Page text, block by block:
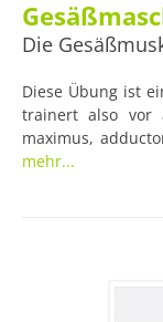
Die
Diese Übung ist
trainert also vor
maximus,
femoris). Die
mehr...